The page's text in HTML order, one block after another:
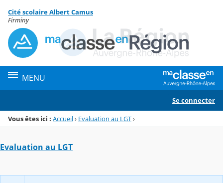
Menu de la rubrique
Contenu
Cité scolaire Albert Camus
Firminy
MENU
Se connecter
Vous êtes ici : Accueil› Evaluation au LGT›
Evaluation au LGT